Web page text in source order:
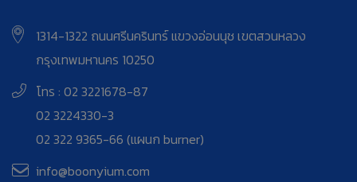
1314-1322 ถนนศรีนครินทร์ แขวงอ่อนนุช เขตสวนหลวง
กรุงเทพมหานคร 10250
โทร : 02 3221678-87
02 3224330-3
02 322 9365-66 (แผนก burner)
info@boonyium.com